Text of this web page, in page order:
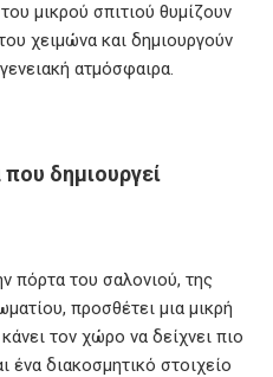
μικρού σπιτιού θυμίζουν
χειμώνα και δημιουργούν
ατμόσφαιρα.
δημιουργεί
πόρτα του σαλονιού, της
προσθέτει μια μικρή
τον χώρο να δείχνει πιο
ένα διακοσμητικό στοιχείο